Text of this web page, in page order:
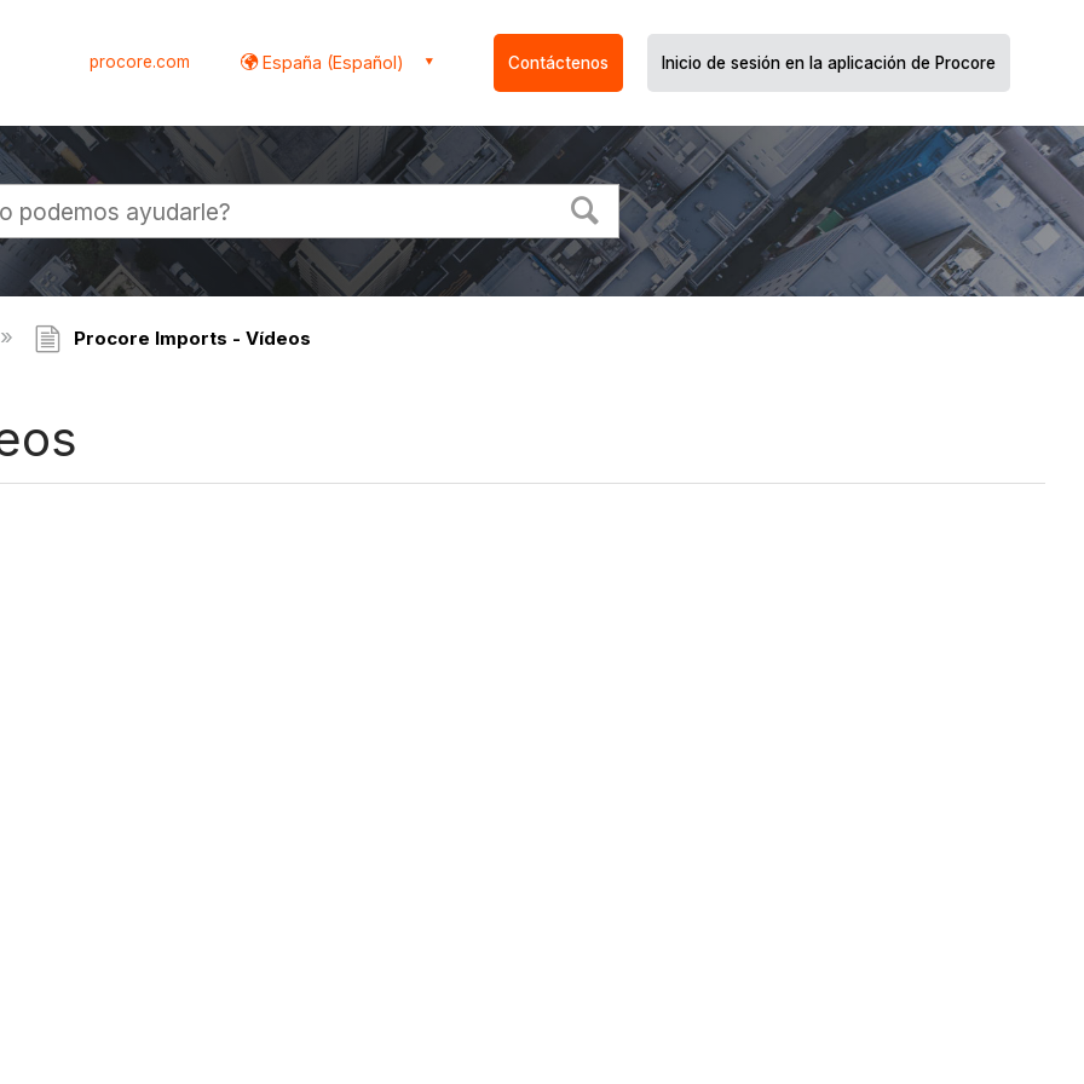
procore.com España (Español) Contáctenos Inicio de sesión en la aplicación de Procore
Procore Imports - Vídeos